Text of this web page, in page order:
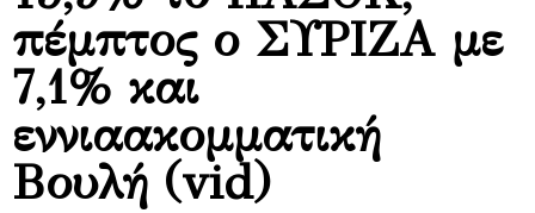
πέμπτος ο ΣΥΡΙΖΑ με
7,1% και
εννιαακομματική
Βουλή (vid)